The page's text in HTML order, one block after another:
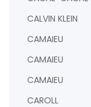
CALVIN KLEIN
CAMAIEU
CAMAIEU
CAMAIEU
CAROLL